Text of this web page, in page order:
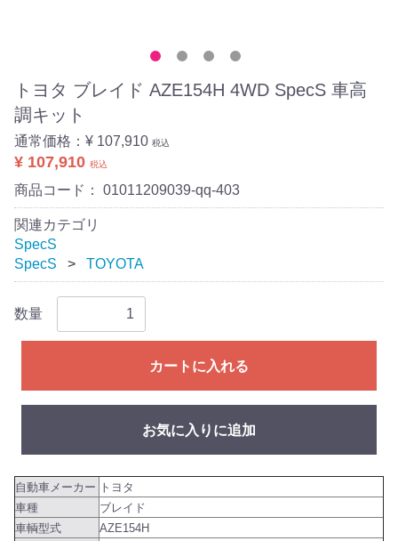
トヨタ ブレイド AZE154H 4WD SpecS 車高
調キット
通常価格： ¥ 107,910 税込
¥ 107,910 税込
商品コード： 01011209039-qq-403
関連カテゴリ
SpecS
SpecS
TOYOTA
数量
カートに入れる
お気に入りに追加
自動車メーカー トヨタ
車種
ブレイド
車輌型式
AZE154H